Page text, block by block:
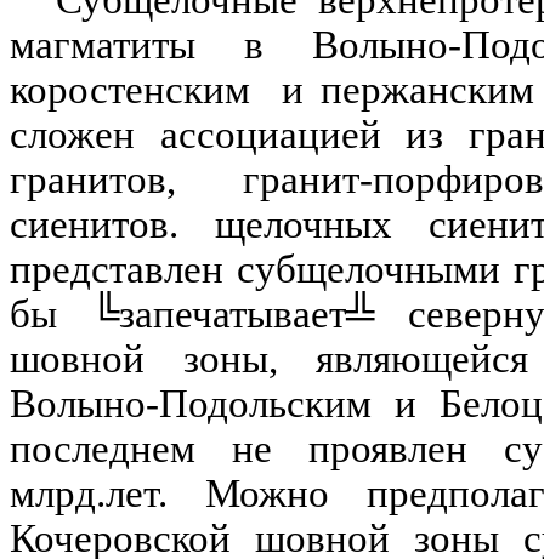
магматиты в Волыно-
коростенским
и пержанским
сложен ассоциацией из
гранитов, гранит-порфиров
сиенитов. щелочных
представлен субщелочными
бы ╚запечатывает╩
шовной зоны, являющейся
Волыно-Подольским и
последнем не проявлен
млрд.лет. Можно
Кочеровской шовной зоны